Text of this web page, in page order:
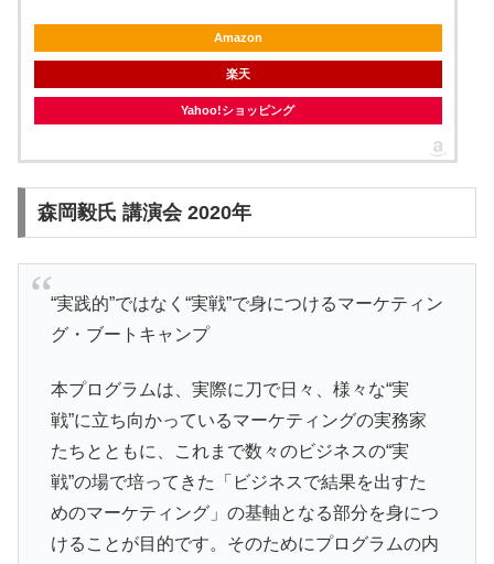
Amazon
楽天
Yahoo!ショッピング
森岡毅氏 講演会 2020年
“実践的”ではなく“実戦”で身につけるマーケティン
グ・ブートキャンプ
本プログラムは、実際に刀で日々、様々な“実
戦”に立ち向かっているマーケティングの実務家
たちとともに、これまで数々のビジネスの“実
戦”の場で培ってきた「ビジネスで結果を出すた
めのマーケティング」の基軸となる部分を身につ
けることが目的です。そのためにプログラムの内